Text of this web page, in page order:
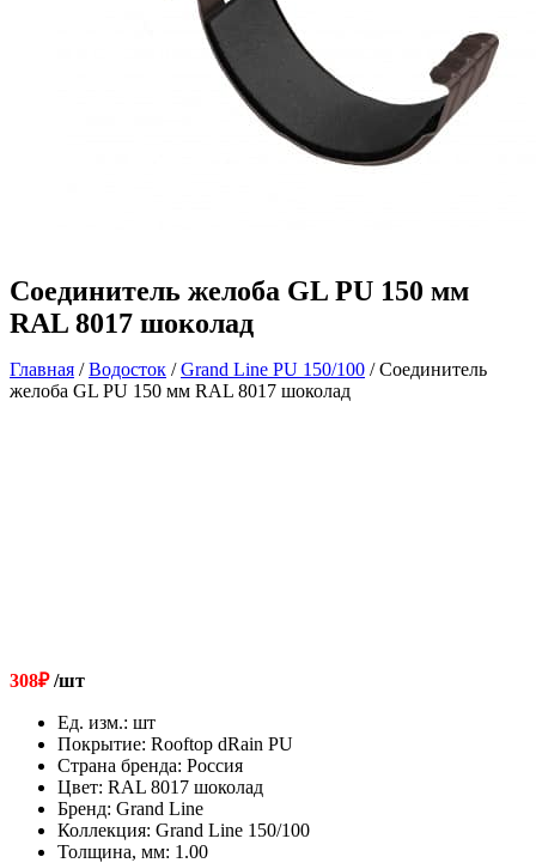
Соединитель желоба GL PU 150 мм
RAL 8017 шоколад
Главная /Водосток /Grand Line РU 150/100 / Соединитель
желоба GL PU 150 мм RAL 8017 шоколад
308₽/шт
Ед. изм.: шт
Покрытие: Rooftop dRain PU
Страна бренда: Россия
Цвет: RAL 8017 шоколад
Бренд: Grand Line
Коллекция: Grand Line 150/100
Толщина, мм: 1.00